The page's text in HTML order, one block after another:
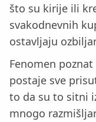
što su kirije ili
svakodnevnih
ostavljaju
Fenomen
postaje sve
to da su to sitni
mnogo